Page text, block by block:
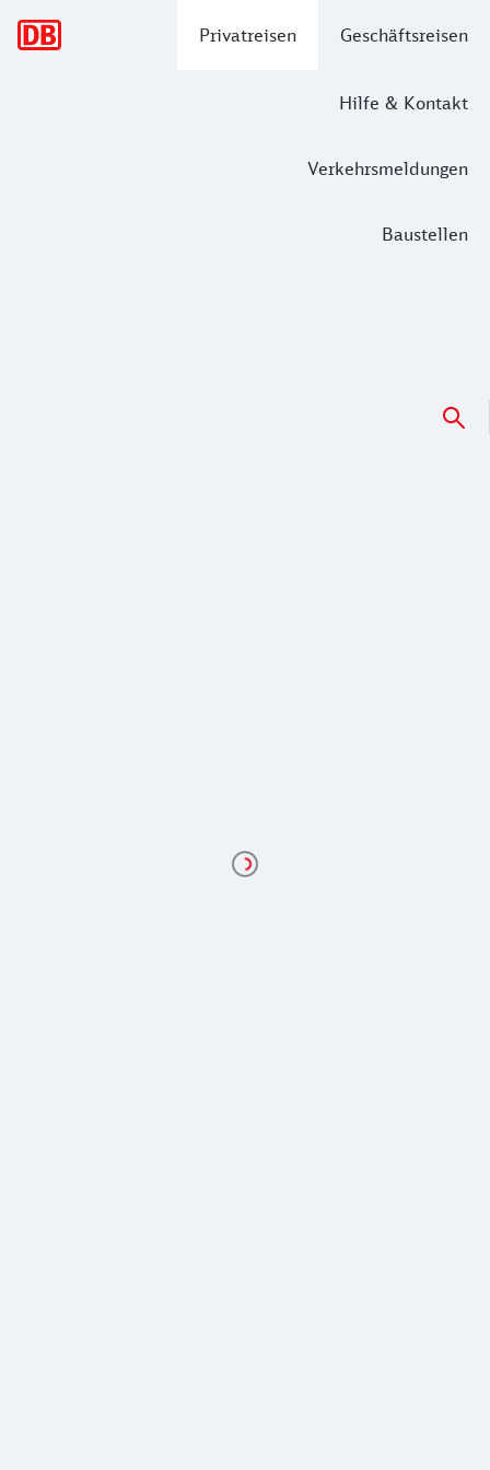
Privatreisen Geschäftsreisen
Hilfe & Kontakt
Verkehrsmeldungen
Baustellen